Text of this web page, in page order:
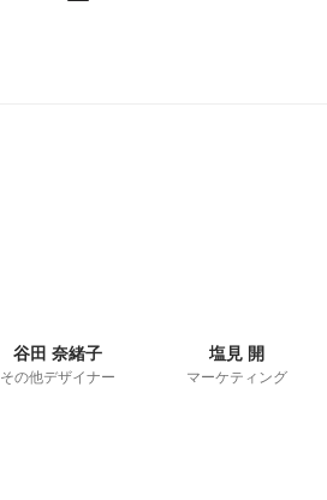
谷田 奈緒子
その他デザイナー
塩見 開
マーケティング